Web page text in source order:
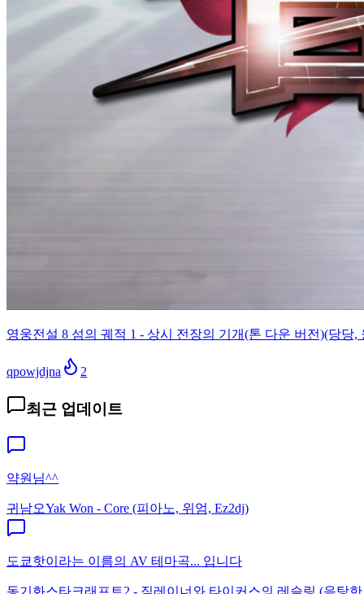
영웅전설 8 섬의 궤적 1 - 상시 전장의 기개(톤 다운 버전)(당당,
qpowjdjna 2
최근 업데이트
약원님^^
귀남오Yak Won - Core (피아노, 위엄, Ez2dj)
도쿄핫이라는 이름의 AV 테마곡... 입니다